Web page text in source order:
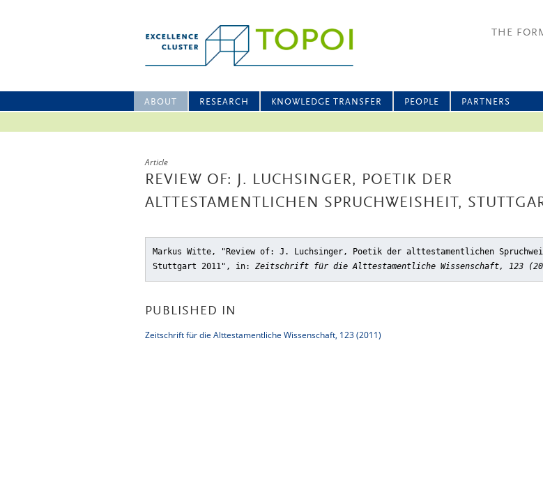
THE
ABOUT RESEARCH KNOWLEDGE TRANSFER PEOPLE PARTNERS
Article
REVIEW OF: J. LUCHSINGER, POETIK DER
ALTTESTAMENTLICHEN SPRUCHWEISHEIT,
Markus Witte, "Review of: J. Luchsinger, Poetik der alttestamentlichen
Stuttgart 2011" , in: Zeitschrift für die Alttestamentliche Wissenschaft, 123
PUBLISHED IN
Zeitschrift für die Alttestamentliche Wissenschaft, 123 (2011)